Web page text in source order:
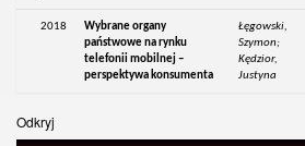
2018
Wybrane organy
państwowe na rynku
telefonii mobilnej –
perspektywa konsumenta
Łęgowski,
Szymon;
Kędzior,
Justyna
Odkryj